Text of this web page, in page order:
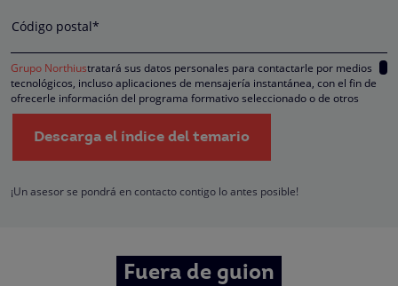
Código postal*
Grupo Northiustratará sus datos personales para contactarle por medios
tecnológicos, incluso aplicaciones de mensajería instantánea, con el fin de
ofrecerle información del programa formativo seleccionado o de otros
directamente relacionados con el interés manifestado y, en su caso, para
tramitar la contratación correspondiente. Compartiremos su solicitud con las
empresas que conforman elGrupo Northius, con el objeto de que estas
hacerle llegar la mejor oferta de productos y servicios de acuerdo a su
oposición, limitación, tal y como se explica en laPolítica de Privacidad
Descarga el índice del temario
¡Un asesor se pondrá en contacto contigo lo antes posible!
Fuera de guion